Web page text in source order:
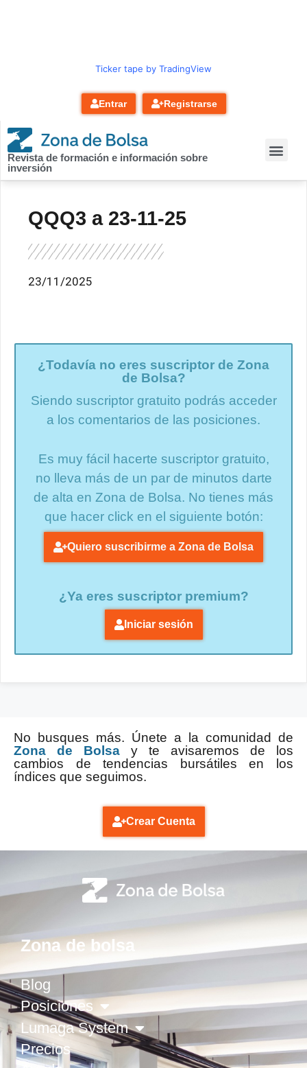
Ticker tape by TradingView
Entrar Registrarse
Revista de formación e información sobre
inversión
QQQ3 a 23-11-25
23/11/2025
¿Todavía no eres suscriptor de Zona
de Bolsa?
Siendo suscriptor gratuito podrás acceder
a los comentarios de las posiciones.
Es muy fácil hacerte suscriptor gratuito,
no lleva más de un par de minutos darte
de alta en Zona de Bolsa. No tienes más
que hacer click en el siguiente botón:
Quiero suscribirme a Zona de Bolsa
¿Ya eres suscriptor premium?
Iniciar sesión
No busques más. Únete a la comunidad de
Zona de Bolsa y te avisaremos de los
cambios de tendencias bursátiles en los
índices que seguimos.
Crear Cuenta
Zona de bolsa
Blog
Posiciones
Lumaga System
Precios